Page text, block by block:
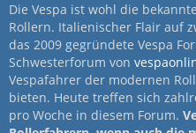
Die Vespa ist wohl die
Rollern. Italienischer Flair auf
das 2009 gegründete Vespa
Schwesterforum von
Vespafahrer der modernen
bieten. Heute treffen sich
pro Woche in diesem Forum.